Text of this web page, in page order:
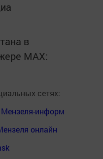
в
MАХ:
сетях:
Мензеля-информ
онлайн